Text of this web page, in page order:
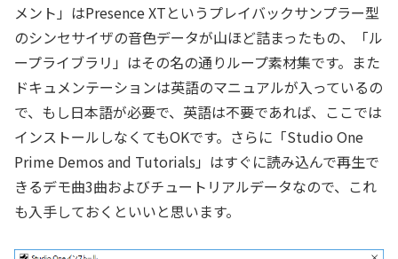
メント」はPresence XTというプレイバックサンプラー型
のシンセサイザの音色データが山ほど詰まったもの、「ル
ープライブラリ」はその名の通りループ素材集です。また
ドキュメンテーションは英語のマニュアルが入っているの
で、もし日本語が必要で、英語は不要であれば、ここでは
インストールしなくてもOKです。さらに「Studio One
Prime Demos and Tutorials」はすぐに読み込んで再生で
きるデモ曲3曲およびチュートリアルデータなので、これ
も入手しておくといいと思います。